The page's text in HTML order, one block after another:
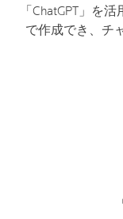
「ChatGPT」を
で作成でき、チ